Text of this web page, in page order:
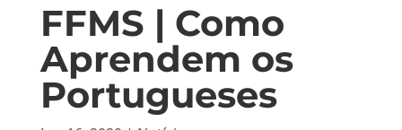
FFMS | Como
Aprendem os
Portugueses